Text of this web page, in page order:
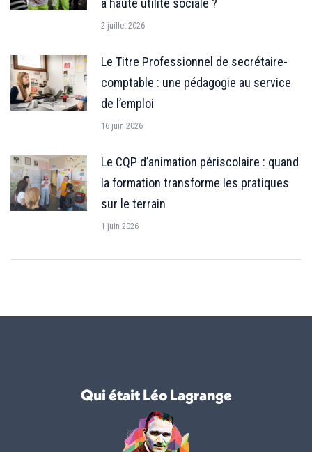
2 juillet 2026
Le Titre Professionnel de secrétaire-
comptable : une pédagogie au service
de l’emploi
16 juin 2026
Le CQP d’animation périscolaire : quand
la formation transforme les pratiques
sur le terrain
1 juin 2026
Qui était Léo Lagrange